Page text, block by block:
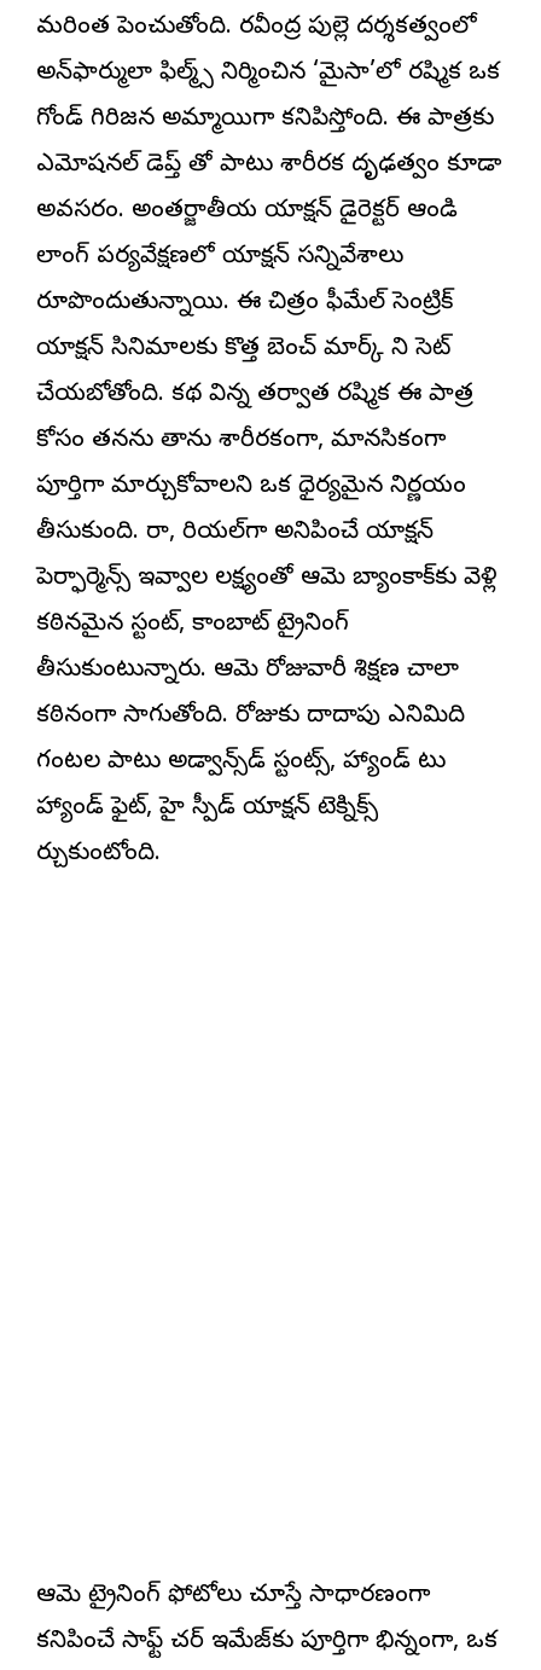
మరింత పెంచుతోంది. రవీంద్ర పుల్లె దర్శకత్వంలో
అన్‌ఫార్ములా ఫిల్మ్స్ నిర్మించిన ‘మైసా’లో రష్మిక ఒక
గోండ్ గిరిజన అమ్మాయిగా కనిపిస్తోంది. ఈ పాత్రకు
ఎమోషనల్ డెప్త్ తో పాటు శారీరక దృఢత్వం కూడా
అవసరం. అంతర్జాతీయ యాక్షన్ డైరెక్టర్ ఆండి
లాంగ్ పర్యవేక్షణలో యాక్షన్ సన్నివేశాలు
రూపొందుతున్నాయి. ఈ చిత్రం ఫీమేల్ సెంట్రిక్
యాక్షన్ సినిమాలకు కొత్త బెంచ్ మార్క్ ని సెట్
చేయబోతోంది. కథ విన్న తర్వాత రష్మిక ఈ పాత్ర
కోసం తనను తాను శారీరకంగా, మానసికంగా
పూర్తిగా మార్చుకోవాలని ఒక ధైర్యమైన నిర్ణయం
తీసుకుంది. రా, రియల్‌గా అనిపించే యాక్షన్
పెర్ఫార్మెన్స్ ఇవ్వాలనే లక్ష్యంతో ఆమె బ్యాంకాక్‌కు వెళ్లి
కఠినమైన స్టంట్, కాంబాట్ ట్రైనింగ్‌
తీసుకుంటున్నారు. ఆమె రోజువారీ శిక్షణ చాలా
కఠినంగా సాగుతోంది. రోజుకు దాదాపు ఎనిమిది
గంటల పాటు అడ్వాన్స్‌డ్ స్టంట్స్, హ్యాండ్ టు
హ్యాండ్ ఫైట్, హై స్పీడ్ యాక్షన్ టెక్నిక్స్
నేర్చుకుంటోంది.
ఆమె ట్రైనింగ్ ఫోటోలు చూస్తే సాధారణంగా
కనిపించే సాఫ్ట్ నేచర్ ఇమేజ్‌కు పూర్తిగా భిన్నంగా, ఒక